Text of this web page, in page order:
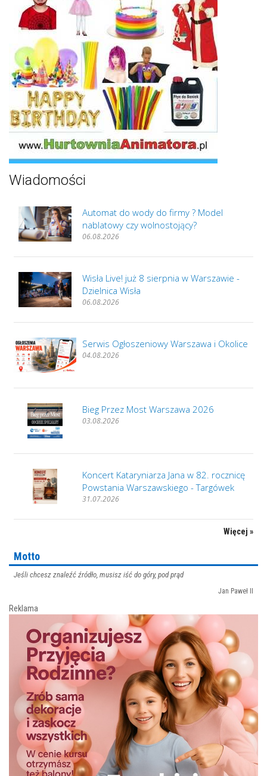
Wiadomości
Automat do wody do firmy ? Model
nablatowy czy wolnostojący?
06.08.2026
Wisła Live! już 8 sierpnia w Warszawie -
Dzielnica Wisła
06.08.2026
Serwis Ogłoszeniowy Warszawa i Okolice
04.08.2026
Bieg Przez Most Warszawa 2026
03.08.2026
Koncert Kataryniarza Jana w 82. rocznicę
Powstania Warszawskiego - Targówek
31.07.2026
Więcej »
Motto
Jeśli chcesz znaleźć źródło, musisz iść do góry, pod prąd
Jan Paweł II
Reklama